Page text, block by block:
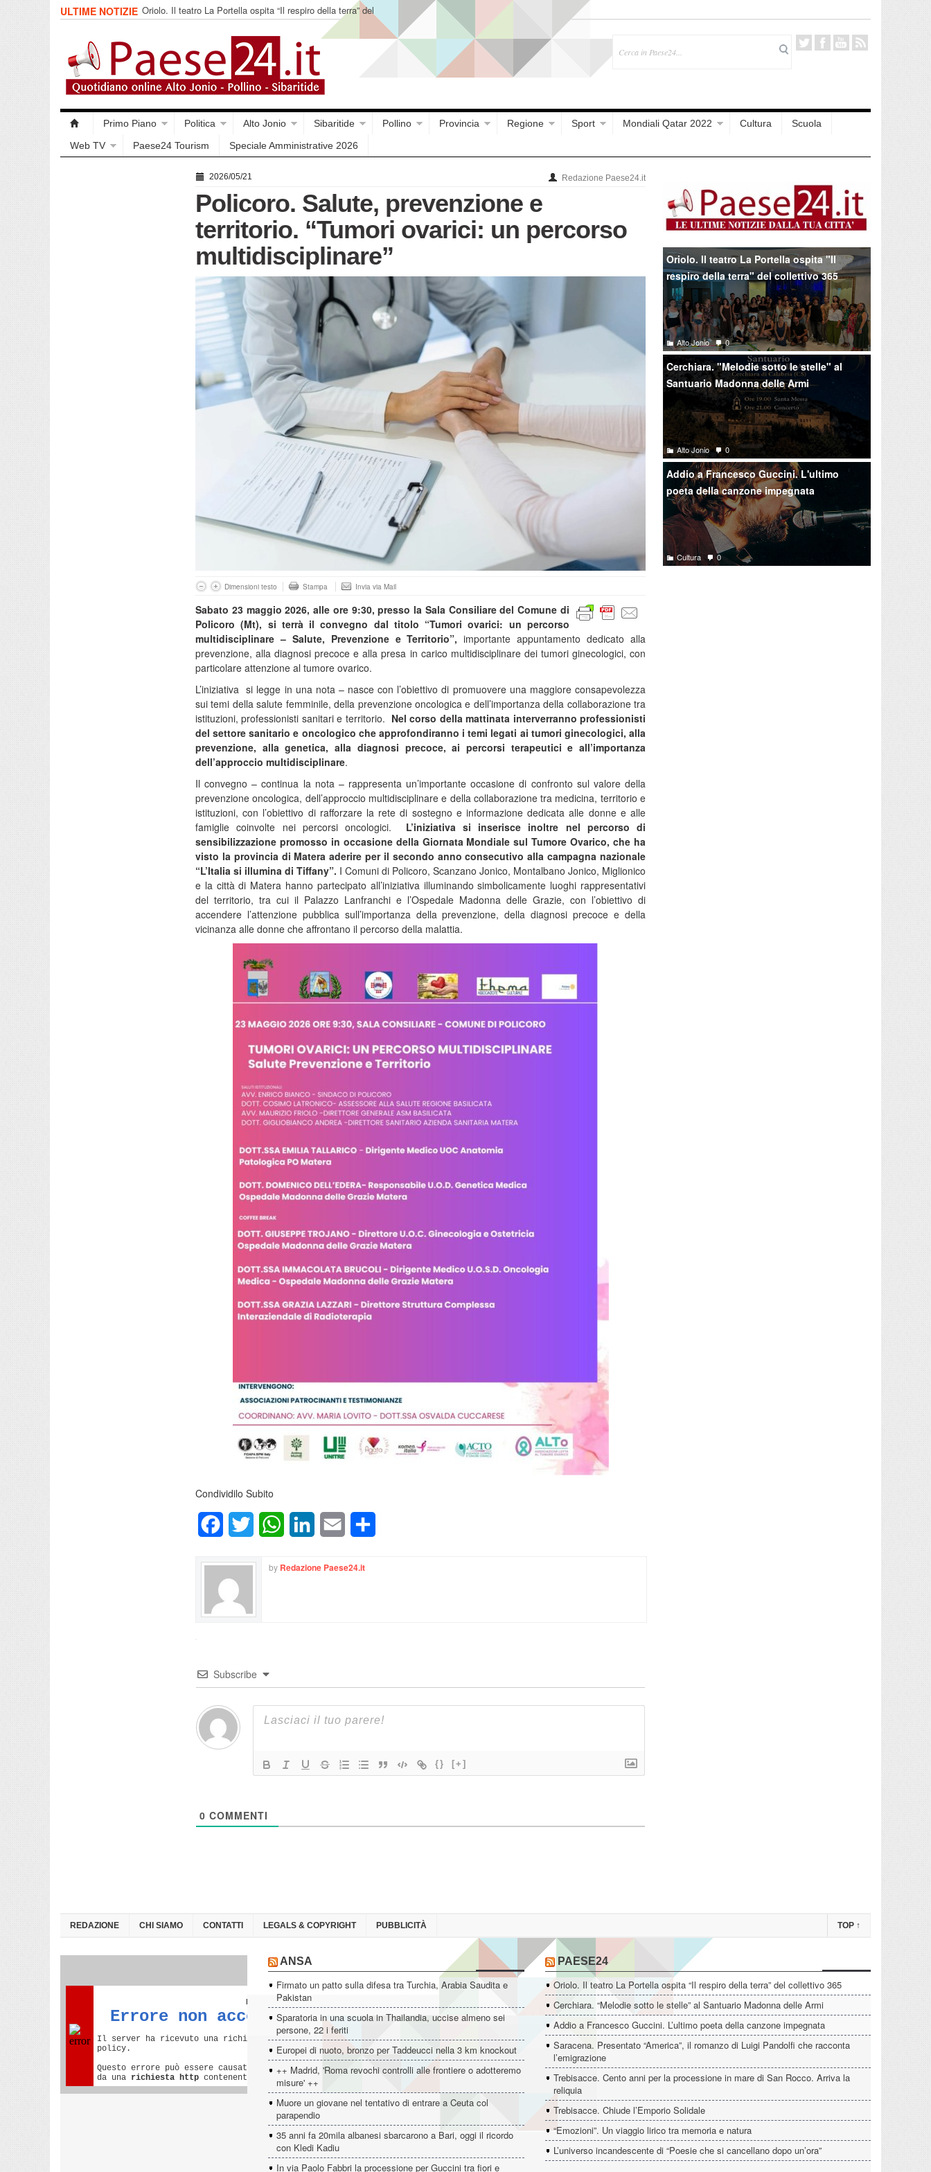
ULTIME NOTIZIE Oriolo. Il teatro La Portella ospita “Il respiro della terra” del
collettivo 365
Primo Piano Politica Alto Jonio Sibaritide Pollino Provincia Regione Sport Mondiali Qatar 2022 Cultura
Scuola
Web TV
Paese24 Tourism Speciale Amministrative 2026
2026/05/21 Redazione Paese24.it
Policoro. Salute, prevenzione e
territorio. “Tumori ovarici: un percorso
multidisciplinare”
Dimensioni testo Stampa Invia via Mail
Sabato 23 maggio 2026, alle ore 9:30, presso la Sala Consiliare del Comune di
Policoro (Mt), si terrà il convegno dal titolo “Tumori ovarici: un percorso
multidisciplinare – Salute, Prevenzione e Territorio”, importante appuntamento dedicato alla
prevenzione, alla diagnosi precoce e alla presa in carico multidisciplinare dei tumori ginecologici, con
particolare attenzione al tumore ovarico.
L’iniziativa si legge in una nota – nasce con l’obiettivo di promuovere una maggiore consapevolezza
sui temi della salute femminile, della prevenzione oncologica e dell’importanza della collaborazione tra
istituzioni, professionisti sanitari e territorio. Nel corso della mattinata interverranno professionisti
del settore sanitario e oncologico che approfondiranno i temi legati ai tumori ginecologici, alla
prevenzione, alla genetica, alla diagnosi precoce, ai percorsi terapeutici e all’importanza
dell’approccio multidisciplinare.
Il convegno – continua la nota – rappresenta un’importante occasione di confronto sul valore della
prevenzione oncologica, dell’approccio multidisciplinare e della collaborazione tra medicina, territorio e
istituzioni, con l’obiettivo di rafforzare la rete di sostegno e informazione dedicata alle donne e alle
famiglie coinvolte nei percorsi oncologici. L’iniziativa si inserisce inoltre nel percorso di
sensibilizzazione promosso in occasione della Giornata Mondiale sul Tumore Ovarico, che ha
visto la provincia di Matera aderire per il secondo anno consecutivo alla campagna nazionale
“L’Italia si illumina di Tiffany”. I Comuni di Policoro, Scanzano Jonico, Montalbano Jonico, Miglionico
e la città di Matera hanno partecipato all’iniziativa illuminando simbolicamente luoghi rappresentativi
del territorio, tra cui il Palazzo Lanfranchi e l’Ospedale Madonna delle Grazie, con l’obiettivo di
accendere l’attenzione pubblica sull’importanza della prevenzione, della diagnosi precoce e della
vicinanza alle donne che affrontano il percorso della malattia.
Condividilo Subito
FacebookTwitter WhatsAppLinkedInEmail
by Redazione Paese24.it
Subscribe
{} [+]
0 COMMENTI
Oriolo. Il teatro La Portella ospita "Il
respiro della terra" del collettivo 365
Alto Jonio 0
Cerchiara. "Melodie sotto le stelle" al
Santuario Madonna delle Armi
Alto Jonio 0
Addio a Francesco Guccini. L'ultimo
poeta della canzone impegnata
Cultura 0
REDAZIONE CHI SIAMO CONTATTI LEGALS & COPYRIGHT PUBBLICITÀ TOP ↑
ANSA
Firmato un patto sulla difesa tra Turchia, Arabia Saudita e
Pakistan
Sparatoria in una scuola in Thailandia, uccise almeno sei
persone, 22 i feriti
Europei di nuoto, bronzo per Taddeucci nella 3 km knockout
++ Madrid, 'Roma revochi controlli alle frontiere o adotteremo
misure' ++
Muore un giovane nel tentativo di entrare a Ceuta col
parapendio
35 anni fa 20mila albanesi sbarcarono a Bari, oggi il ricordo
con Kledi Kadiu
In via Paolo Fabbri la processione per Guccini tra fiori e
PAESE24
Oriolo. Il teatro La Portella ospita “Il respiro della terra” del collettivo 365
Cerchiara. “Melodie sotto le stelle” al Santuario Madonna delle Armi
Addio a Francesco Guccini. L’ultimo poeta della canzone impegnata
Saracena. Presentato “America”, il romanzo di Luigi Pandolfi che racconta
l’emigrazione
Trebisacce. Cento anni per la processione in mare di San Rocco. Arriva la
reliquia
Trebisacce. Chiude l’Emporio Solidale
“Emozioni”. Un viaggio lirico tra memoria e natura
L’universo incandescente di “Poesie che si cancellano dopo un’ora”